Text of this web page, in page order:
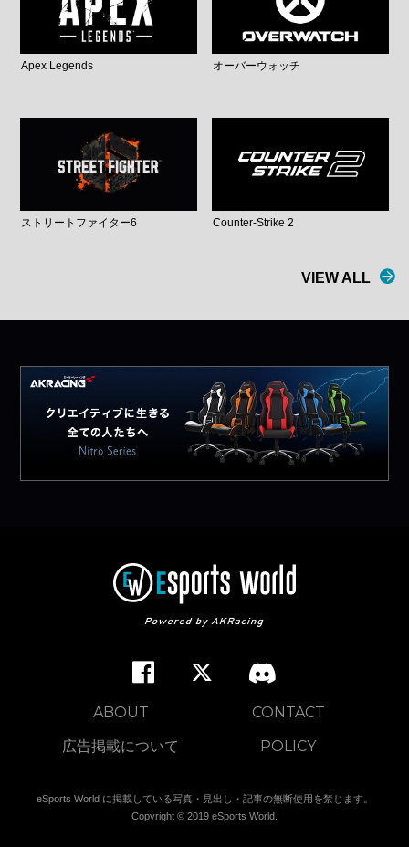
Apex Legends オーバーウォッチ
ストリートファイター6 Counter-Strike 2
VIEW ALL
ABOUT
CONTACT
広告掲載について
POLICY
eSports World に掲載している写真・見出し・記事の無断使用を禁じます。
Copyright © 2019 eSports World.